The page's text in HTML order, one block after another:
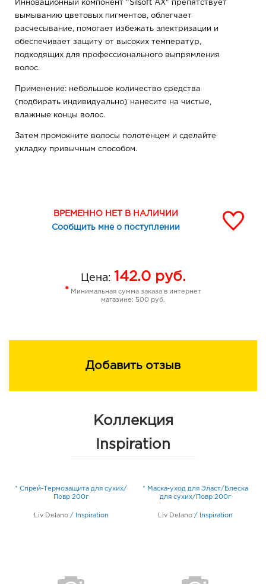
Инновационный компонент "Silsoft AX" препятствует
вымыванию цветовых пигментов, облегчает
расчесывание, помогает избежать электризации и
обеспечивает защиту от высоких температур,
подходящих для профессионального выпрямления
волос.
Применение: небольшое количество средства
(подбирать индивидуально) нанесите на чистые,
влажные концы волос.
Затем промокните волосы полотенцем и сделайте
укладку привычным способом.
ВРЕМЕННО НЕТ В НАЛИЧИИ
Сообщить мне о поступлении
Цена: 142.0руб.
* Минимальная сумма заказа в интернет
магазине: 500 руб.
Добавить отзыв
Коллекция
Inspiration
* Спрей-Термозащита для сухих/
Повр 200г
Liv Delano / Inspiration
* Маска-уход для Эласт/Блеска
для сухих/Повр 200г
Liv Delano / Inspiration